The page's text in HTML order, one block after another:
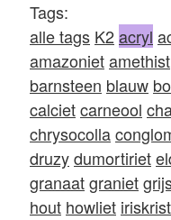
Tags:
alle tags K2acryl
amazonietamethist
barnsteen blauw
calcietcarneool
chrysocolla
druzydumortiriet
granaatgraniet
hout howliet